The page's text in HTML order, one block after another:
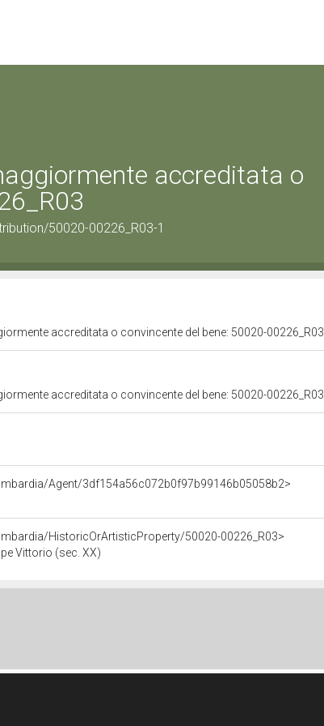
accreditata o
50020-00226_R03-1
accreditata o convincente del bene: 50020-00226_R03
accreditata o convincente del bene: 50020-00226_R03
Agent/3df154a56c072b0f97b99146b05058b2>
HistoricOrArtisticProperty/50020-00226_R03>
Vittorio (sec. XX)